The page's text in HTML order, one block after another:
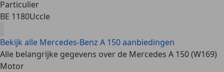
Particulier
BE 1180Uccle
Bekijk alle Mercedes-Benz A 150 aanbiedingen
Alle belangrijke gegevens over de Mercedes A 150 (W169)
Motor